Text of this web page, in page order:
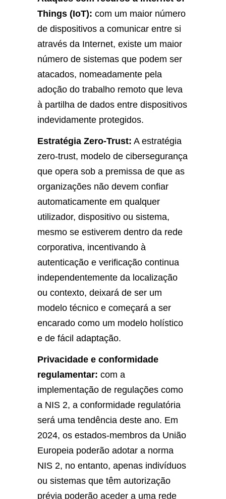
Things (IoT): com um maior número
de dispositivos a comunicar entre si
através da Internet, existe um maior
número de sistemas que podem ser
atacados, nomeadamente pela
adoção do trabalho remoto que leva
à partilha de dados entre dispositivos
indevidamente protegidos.
Estratégia Zero-Trust: A estratégia
zero-trust, modelo de cibersegurança
que opera sob a premissa de que as
organizações não devem confiar
automaticamente em qualquer
utilizador, dispositivo ou sistema,
mesmo se estiverem dentro da rede
corporativa, incentivando à
autenticação e verificação continua
independentemente da localização
ou contexto, deixará de ser um
modelo técnico e começará a ser
encarado como um modelo holístico
e de fácil adaptação.
Privacidade e conformidade
regulamentar: com a
implementação de regulações como
a NIS 2, a conformidade regulatória
será uma tendência deste ano. Em
2024, os estados-membros da União
Europeia poderão adotar a norma
NIS 2, no entanto, apenas indivíduos
ou sistemas que têm autorização
prévia poderão aceder a uma rede